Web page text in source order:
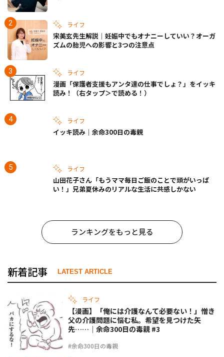
ライフ
宋美玄先生解説｜妊娠中でもオナニーしていい？オーガ
ズムの胎児への影響と3つの注意点
ライフ
漫画「保護者支援もアンタ達の仕事でしょ？」をイッキ
読み！（右タップ＞で読める！）
ライフ
イッキ読み｜余命300日の毒親
ライフ
山田花子さん「もうママ毎日ご飯のことで頭がいっぱ
い！」兄弟夏休みのリアルな生活に共感しかない
ランキングをもっと見る
新着記事 LATEST ARTICLE
ライフ
#余命300日の毒親
【漫画】「俺には介護なんて必要ない！」憎き
父の介護問題に悩む私。希望を見つけた矢
先……｜余命300日の毒親 #3